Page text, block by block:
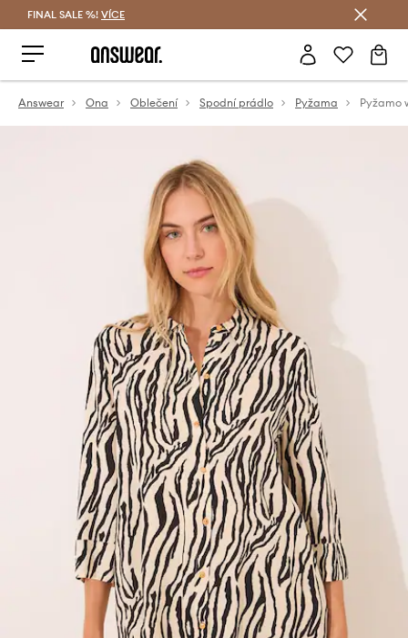
FINAL SALE %! VÍCE
Answear Ona Oblečení Spodní prádlo Pyžama Pyžamo